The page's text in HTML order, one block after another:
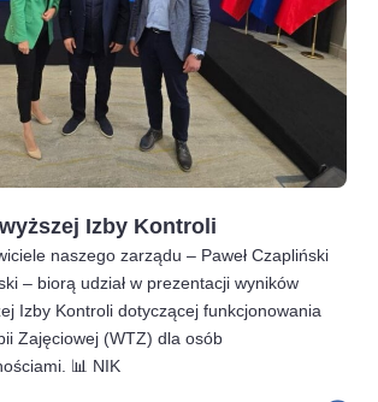
Izby Kontroli
naszego zarządu – Paweł Czapliński
– biorą udział w prezentacji wyników
Izby Kontroli dotyczącej funkcjonowania
Zajęciowej (WTZ) dla osób
📊 NIK